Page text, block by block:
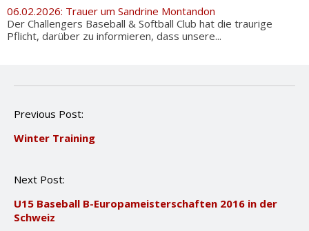
06.02.2026: Trauer um Sandrine Montandon
Der Challengers Baseball & Softball Club hat die traurige
Pflicht, darüber zu informieren, dass unsere...
P
s
a
i
g
Previous Post:
Winter Training
Next Post:
U15 Baseball B-Europameisterschaften 2016 in der
Schweiz